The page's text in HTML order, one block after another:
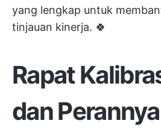
yang lengkap untuk
tinjauan kinerja. 🍀
Rapat
dan